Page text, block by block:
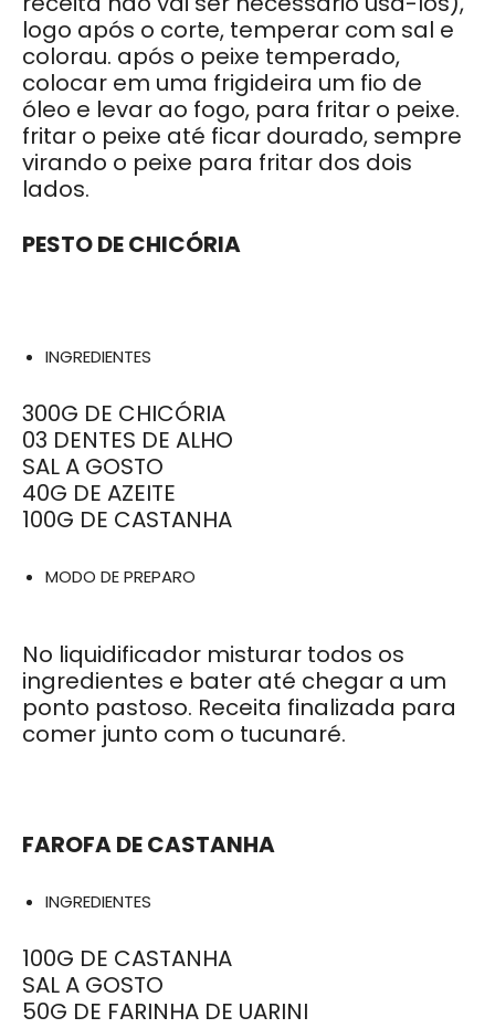
logo após o corte, temperar com sal e
colorau. após o peixe temperado,
colocar em uma frigideira um fio de
óleo e levar ao fogo, para fritar o peixe.
fritar o peixe até ficar dourado, sempre
virando o peixe para fritar dos dois
lados.
PESTO DE CHICÓRIA
INGREDIENTES
300G DE CHICÓRIA
03 DENTES DE ALHO
SAL A GOSTO
40G DE AZEITE
100G DE CASTANHA
MODO DE PREPARO
No liquidificador misturar todos os
ingredientes e bater até chegar a um
ponto pastoso. Receita finalizada para
comer junto com o tucunaré.
FAROFA DE CASTANHA
INGREDIENTES
100G DE CASTANHA
SAL A GOSTO
50G DE FARINHA DE UARINI